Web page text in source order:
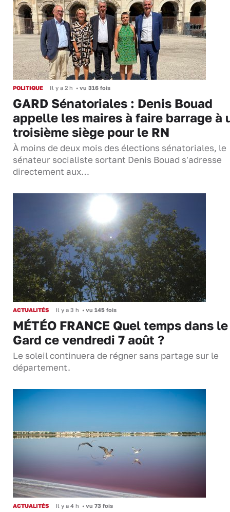
POLITIQUE Il y a 2 h • vu 316 fois
GARD Sénatoriales : Denis Bouad
appelle les maires à faire barrage à
troisième siège pour le RN
À moins de deux mois des élections sénatoriales, le
sénateur socialiste sortant Denis Bouad s'adresse
directement aux…
ACTUALITÉS Il y a 3 h • vu 145 fois
MÉTÉO FRANCE Quel temps dans le
Gard ce vendredi 7 août ?
Le soleil continuera de régner sans partage sur le
département.
ACTUALITÉS Il y a 4 h • vu 73 fois